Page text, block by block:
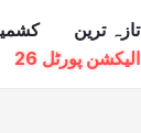
تازہ ترین
الیکشن پورٹل 26